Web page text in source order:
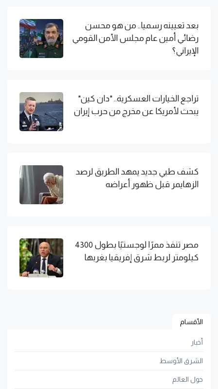
بعد تعيينه رسميا.. من هو محسن
رضائي أمين عام مجلس الأمن القومي
الإيراني؟
تراجع الخيارات العسكرية.. "دان كين"
يبحث لأمريكا عن مخرج من حرب إيران
كشف طبي جديد يمهد الطريق لرصد
الزهايمر قبل ظهور أعراضه
مصر تنفذ ممرًا لوجستيًا بطول 4300
كيلومتر لربط شرق إفريقيا بغربها
الأقسام
أخبار
الشرق الأوسط
حول العالم